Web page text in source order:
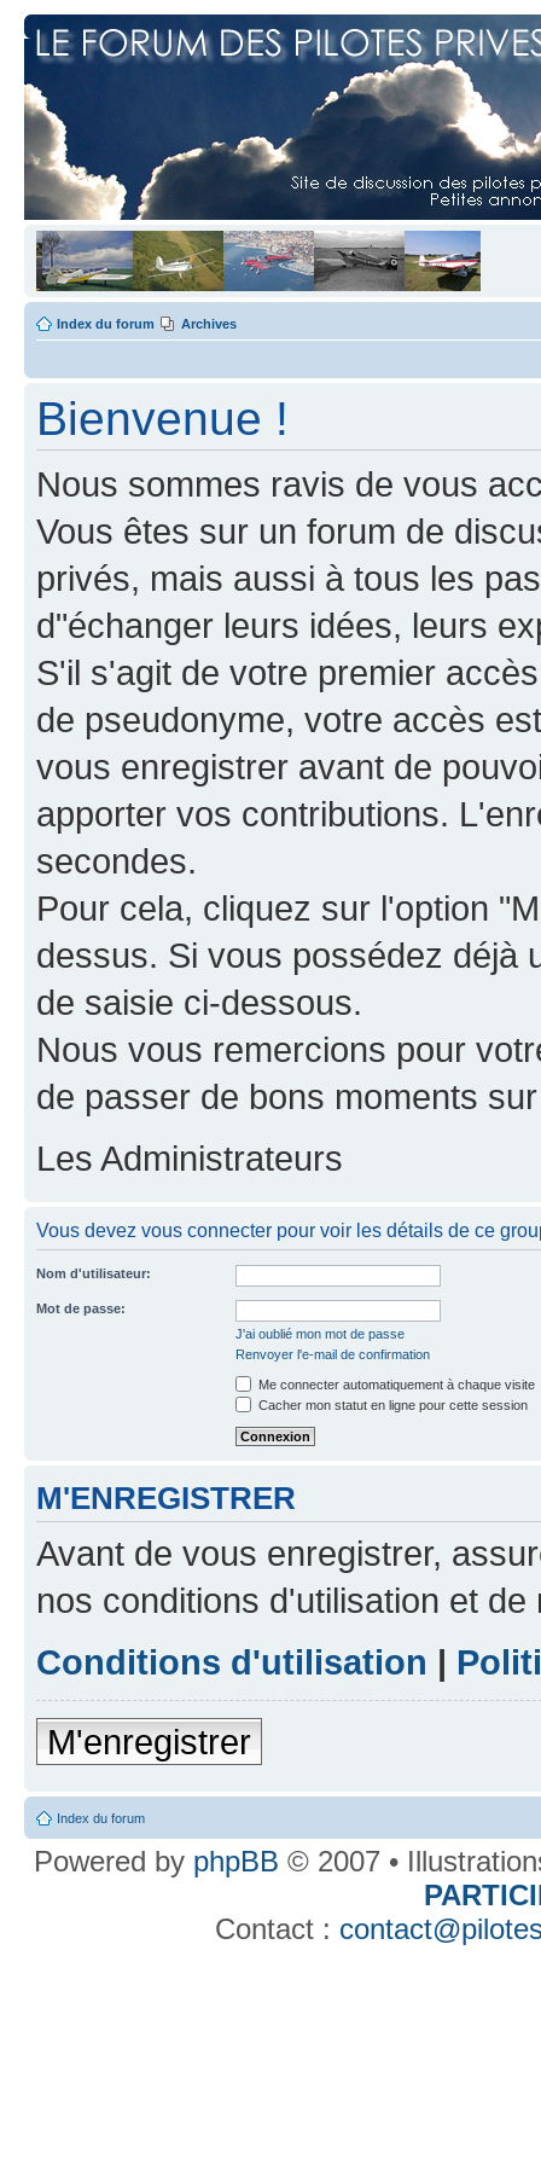
Index du forum Archives
Bienvenue !
Nous sommes ravis de vous
Vous êtes sur un forum de
privés, mais aussi à tous les
d"échanger leurs idées, leurs
S'il s'agit de votre premier
de pseudonyme, votre accès
vous enregistrer avant de
apporter vos contributions.
secondes.
Pour cela, cliquez sur l'option
dessus. Si vous possédez déjà
de saisie ci-dessous.
Nous vous remercions pour
de passer de bons moments
Les Administrateurs
Vous devez vous connecter pour voir les détails de ce
Nom d'utilisateur:
Mot de passe:
J'ai oublié mon mot de passe
Renvoyer l'e-mail de confirmation
Me connecter automatiquement à chaque visite
Cacher mon statut en ligne pour cette session
M'ENREGISTRER
Avant de vous enregistrer,
nos conditions d'utilisation et
Conditions d'utilisation |
M'enregistrer
Index du forum
Powered by phpBB © 2007 •
Contact :